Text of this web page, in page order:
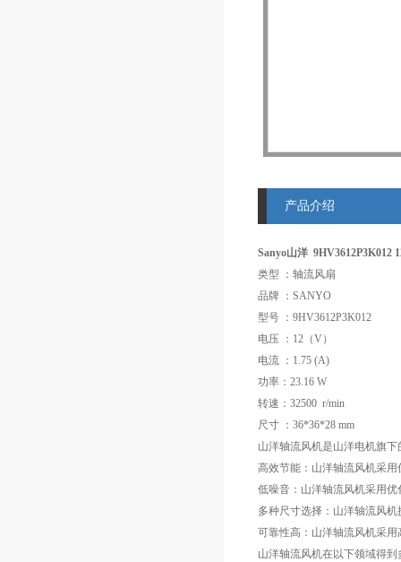
产品介绍
Sanyo山洋 9HV3612P3K012
类型 ：轴流风扇
品牌 ：SANYO
型号 ：9HV3612P3K012
电压 ：12（V）
电流 ：1.75 (A)
功率：23.16 W
转速：32500 r/min
尺寸 ：36*36*28 mm
山洋轴流风机是山洋电机旗
高效节能：山洋轴流风机采
低噪音：山洋轴流风机采用
多种尺寸选择：山洋轴流风
可靠性高：山洋轴流风机采
山洋轴流风机在以下领域得到